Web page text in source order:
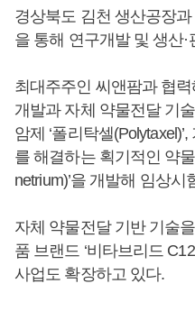
경상북도 김천 생산공장
을 통해 연구개발 및 생산
최대주주인 씨앤팜과 협
개발과 자체 약물전달 기
암제 ‘폴리탁셀
를 해결하는 획기적인 약
netrium)’을 개발해 임상
자체 약물전달 기반 기술
품 브랜드 ‘비타브리드
사업도 확장하고 있다.